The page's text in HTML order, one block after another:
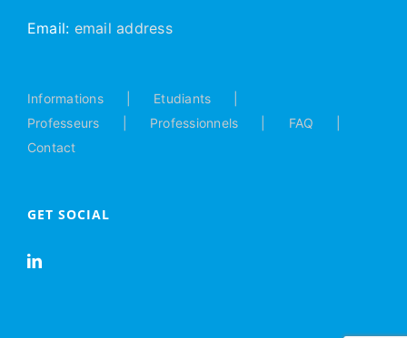
Email: email address
Informations
Etudiants
Professeurs
Professionnels
FAQ
Contact
GET SOCIAL